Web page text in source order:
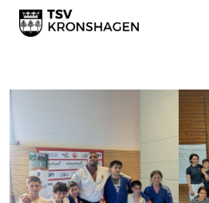
STARTSEITE
100 JAHRE
NEUIGKEITEN